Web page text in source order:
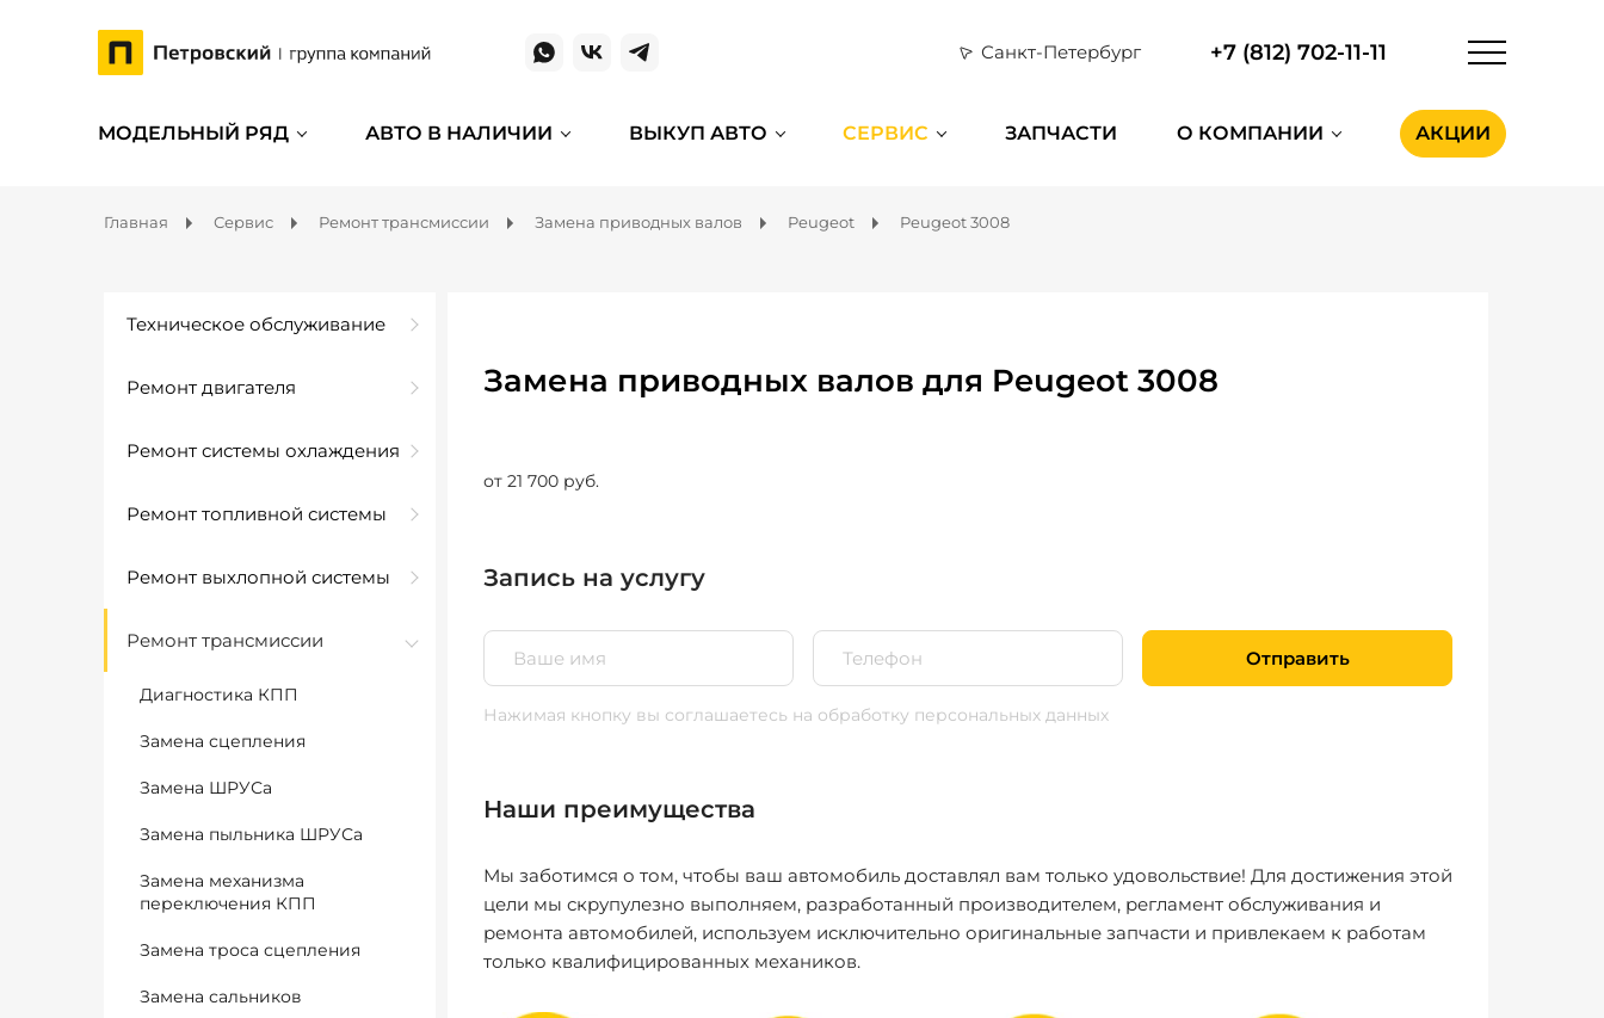
Санкт-Петербург +7 (812) 702-11-11
МОДЕЛЬНЫЙ РЯД АВТО В НАЛИЧИИ ВЫКУП АВТО СЕРВИС ЗАПЧАСТИ О КОМПАНИИ АКЦИИ
Главная Сервис Ремонт трансмиссии Замена приводных валов Peugeot Peugeot 3008
Техническое обслуживание
Ремонт двигателя
Ремонт системы охлаждения
Ремонт топливной системы
Ремонт выхлопной системы
Ремонт трансмиссии
Диагностика КПП
Замена сцепления
Замена ШРУСа
Замена пыльника ШРУСа
Замена механизма
переключения КПП
Замена троса сцепления
Замена сальников
Замена приводных валов для Peugeot 3008
от 21 700 руб.
Запись на услугу
Отправить
Нажимая кнопку вы соглашаетесь на обработку персональных данных
Наши преимущества
Мы заботимся о том, чтобы ваш автомобиль доставлял вам только удовольствие! Для достижения этой
цели мы скрупулезно выполняем, разработанный производителем, регламент обслуживания и
ремонта автомобилей, используем исключительно оригинальные запчасти и привлекаем к работам
только квалифицированных механиков.